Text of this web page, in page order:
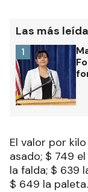
Las más
1
El valor por
asado; $ 749
la falda; $ 639
$ 649 la paleta.